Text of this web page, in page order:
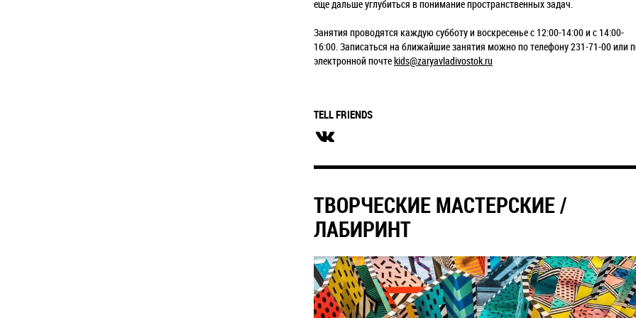
еще дальше углубиться в понимание пространственных задач.
Занятия проводятся каждую субботу и воскресенье с 12:00-14:00 и с 14:00-
16:00. Записаться на ближайшие занятия можно по телефону 231-71-00 или
электронной почтеkids@zaryavladivostok.ru
TELL FRIENDS
ТВОРЧЕСКИЕ МАСТЕРСКИЕ /
ЛАБИРИНТ